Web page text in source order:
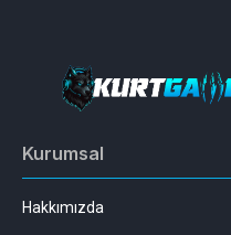
Kurumsal
Hakkımızda